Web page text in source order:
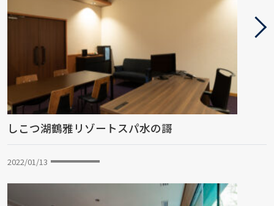
しこつ湖鶴雅リゾートスパ水の謌
2022/01/13